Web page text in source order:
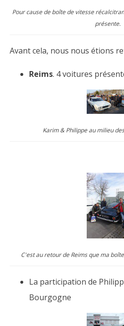
Pour cause de boîte de vitesse
présente.
Avant cela, nous nous étions
Reims. 4 voitures
Karim & Philippe au milieu
C'est au retour de Reims que ma
La participation de
Bourgogne